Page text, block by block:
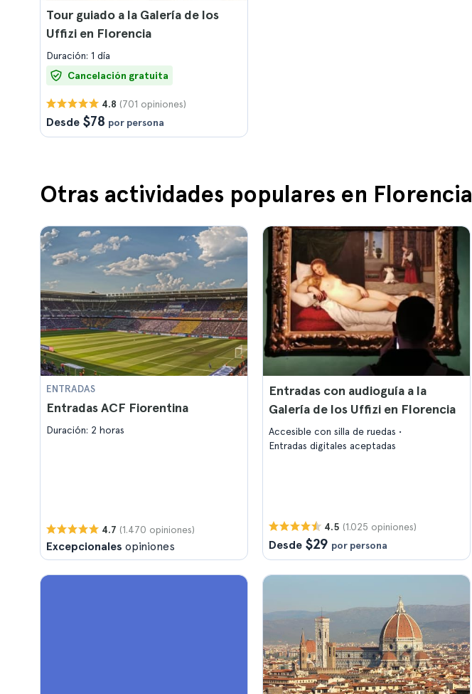
Tour guiado a la Galería de los
Uffizi en Florencia
Duración: 1 día
Cancelación gratuita
4.8 (701 opiniones)
Desde $78 por persona
Otras actividades populares en Florencia
ENTRADAS
Entradas ACF Fiorentina
Duración: 2 horas
4.7 (1.470 opiniones)
Excepcionales opiniones
Entradas con audioguía a la
Galería de los Uffizi en Florencia
Accesible con silla de ruedas
Entradas digitales aceptadas
4.5 (1.025 opiniones)
Desde $29 por persona